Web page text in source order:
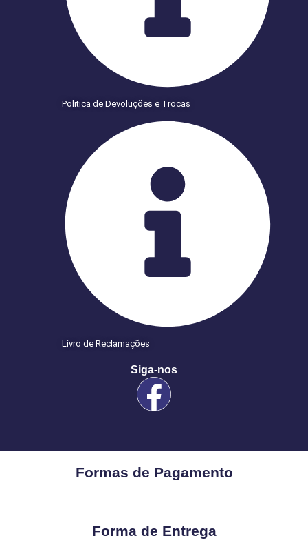
Politica de Devoluções e Trocas
Livro de Reclamações
Siga-nos
Formas de Pagamento
Forma de Entrega